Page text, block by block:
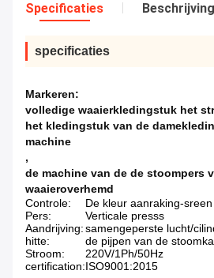
Specificaties Beschrijving
specificaties
Markeren:
volledige waaierkledingstuk het
het kledingstuk van de
machine
,
de machine van de de stoompers
waaieroverhemd
Controle:
De kleur aanraking-
Pers:
Verticale presss
Aandrijving:samengeperste lucht/
hitte:
de pijpen van de
Stroom:
220V/1Ph/50Hz
certification:ISO9001:2015